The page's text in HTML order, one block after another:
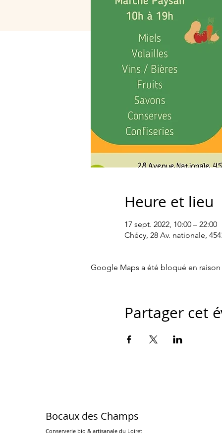
Heure et lieu
17 sept. 2022, 10:00 – 22:00
Chécy, 28 Av. nationale,
Google Maps a été bloqué en
Partager cet
Bocaux des Champs
Conserverie bio & artisanale du Loiret